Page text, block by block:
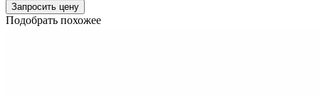
Запросить цену
Подобрать похожее